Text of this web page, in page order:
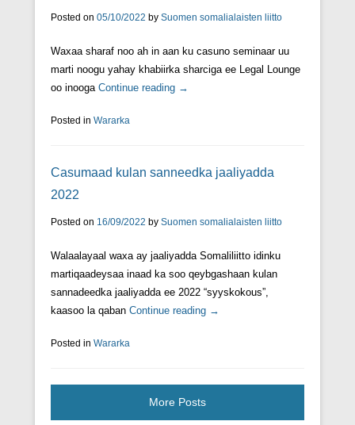
Posted on 05/10/2022 by Suomen somalialaisten liitto
Waxaa sharaf noo ah in aan ku casuno seminaar uu
marti noogu yahay khabiirka sharciga ee Legal Lounge
oo inooga Continue reading →
Posted in Wararka
Casumaad kulan sanneedka jaaliyadda
2022
Posted on 16/09/2022 by Suomen somalialaisten liitto
Walaalayaal waxa ay jaaliyadda Somaliliitto idinku
martiqaadeysaa inaad ka soo qeybgashaan kulan
sannadeedka jaaliyadda ee 2022 “syyskokous”,
kaasoo la qaban Continue reading →
Posted in Wararka
More Posts